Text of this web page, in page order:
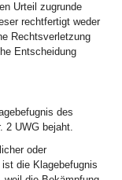
Urteil zugrunde
rechtfertigt weder
Rechtsverletzung
Entscheidung
des
2 UWG bejaht.
oder
die Klagebefugnis